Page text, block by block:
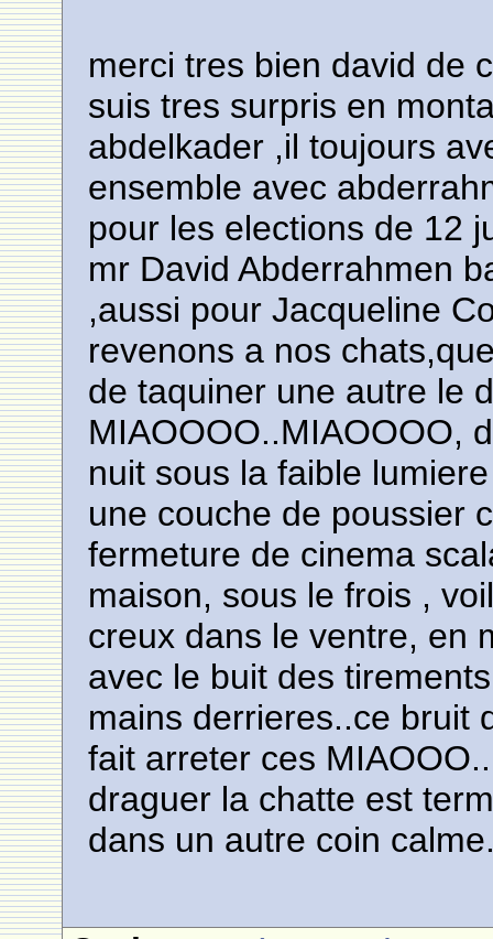
merci tres bien david de
suis tres surpris en
abdelkader ,il toujours
ensemble avec
pour les elections de 12
mr David Abderrahmen
,aussi pour Jacqueline
revenons a nos
de taquiner une autre le
MIAOOOO..MIAOOOO,
nuit sous la faible
une couche de poussier
fermeture de cinema
maison, sous le frois ,
creux dans le ventre, en
avec le buit des
mains derrieres..ce bruit
fait arreter ces
draguer la chatte est
dans un autre coin